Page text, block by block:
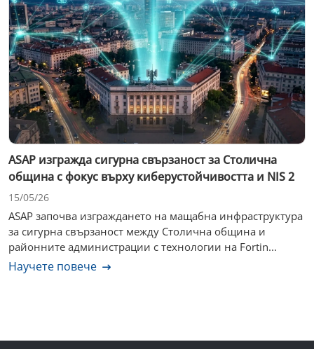
ASAP изгражда сигурна свързаност за Столична
община с фокус върху киберустойчивостта и NIS 2
15/05/26
ASAP започва изграждането на мащабна инфраструктура
за сигурна свързаност между Столична община и
районните администрации с технологии на Fortin...
Научете повече